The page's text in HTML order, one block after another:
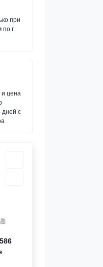
при
по г.
и цена
дней с